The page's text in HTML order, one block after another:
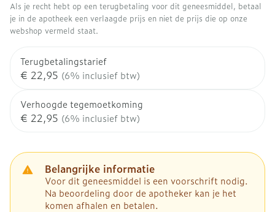
Als je recht hebt op een terugbetaling voor dit geneesmiddel, betaal
je in de apotheek een verlaagde prijs en niet de prijs die op onze
webshop vermeld staat.
Terugbetalingstarief
€ 22,95 (6% inclusief btw)
Verhoogde tegemoetkoming
€ 22,95 (6% inclusief btw)
Belangrijke informatie
Voor dit geneesmiddel is een voorschrift nodig.
Na beoordeling door de apotheker kan je het
komen afhalen en betalen.